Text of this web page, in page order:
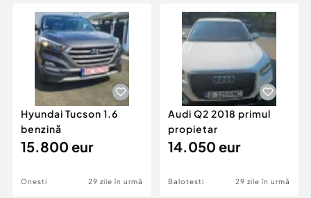
Servicii
Animale de companie
Afaceri și echipamente profesionale
Inchiriere Bunuri si Vehicule
Utilaje agricole si industriale
Piese auto si accesorii
Dacia Duster
Hyundai Tucson 1.6
benzină
15.800 eur
Onesti 29 zile în urmă
Audi Q2 2018 primul
propietar
14.050 eur
Balotesti 29 zile în urmă